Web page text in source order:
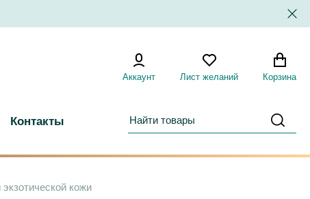
Аккаунт Лист желаний Корзина
Контакты
кожи